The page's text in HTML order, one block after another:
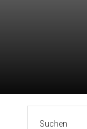
Suchen